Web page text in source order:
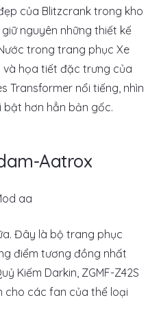
của Blitzcrank trong kho
nguyên những thiết kế
trong trang phục Xe
và họa tiết đặc trưng của
Transformer nổi tiếng, nhìn
bật hơn hẳn bản gốc.
Aatrox
Đây là bộ trang phục
điểm tương đồng nhất
Kiếm Darkin, ZGMF-Z42S
cho các fan của thể loại